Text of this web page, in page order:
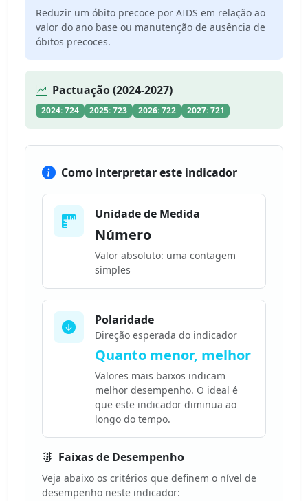
Reduzir um óbito precoce por AIDS em relação ao
valor do ano base ou manutenção de ausência de
óbitos precoces.
Pactuação (2024-2027)
2024: 724 2025: 723 2026: 722 2027: 721
Como interpretar este indicador
Unidade de Medida
Número
Valor absoluto: uma contagem
simples
Polaridade
Direção esperada do indicador
Quanto menor, melhor
Valores mais baixos indicam
melhor desempenho. O ideal é
que este indicador diminua ao
longo do tempo.
Faixas de Desempenho
Veja abaixo os critérios que definem o nível de
desempenho neste indicador: